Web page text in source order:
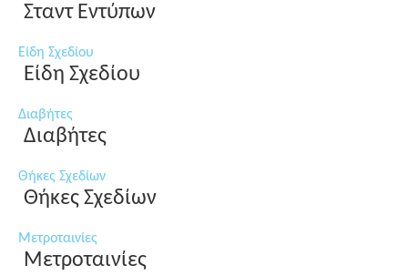
Σταντ Εντύπων
Είδη Σχεδίου
Είδη Σχεδίου
Διαβήτες
Διαβήτες
Θήκες Σχεδίων
Θήκες Σχεδίων
Μετροταινίες
Μετροταινίες